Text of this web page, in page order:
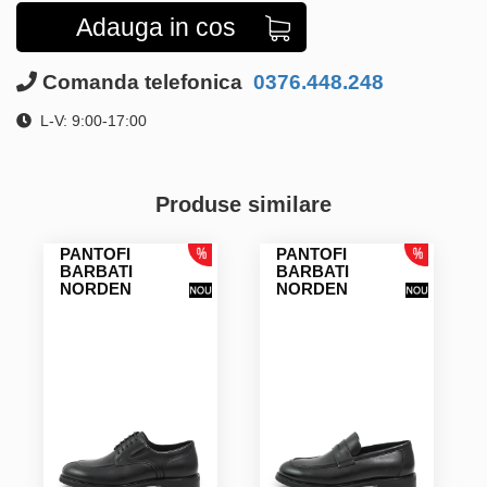
Adauga in cos
Comanda telefonica 0376.448.248
L-V: 9:00-17:00
Produse similare
PANTOFI
BARBATI
NORDEN
PANTOFI
BARBATI
NORDEN